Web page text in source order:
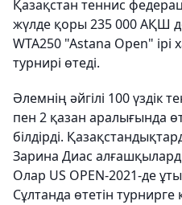
Қазақстан теннис
жүлде қоры 235 000 АҚШ
WTA250 "Astana Open"
турнирі өтеді.
Әлемнің әйгілі 100 үздік
пен 2 қазан аралығында
білдірді.
Зарина Диас
Олар US OPEN-2021-де
Сұлтанда өтетін турнирге